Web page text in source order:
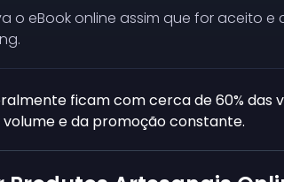
o eBook online assim que for aceito
ficam com cerca de 60% das
e da promoção constante.